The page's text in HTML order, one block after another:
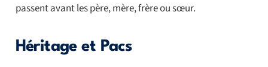
passent avant les père, mère, frère ou sœur.
Héritage et Pacs